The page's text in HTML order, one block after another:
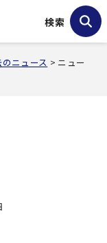
検索
ニュース > ニュー